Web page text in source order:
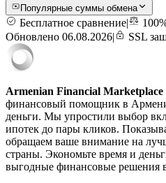
Популярные суммы обмена
Бесплатное сравнение|
Обновлено 06.08.2026| SSL
Armenian Financial Marketplace
финансовый помощник в
деньги. Мы упростили выбор
ипотек до пары кликов.
обращаем ваше внимание на
страны. Экономьте время и
выгодные финансовые решения